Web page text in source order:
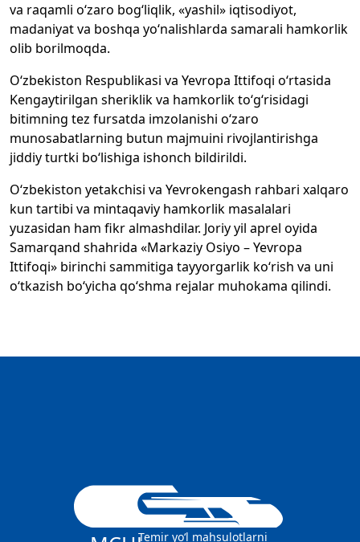
va raqamli o‘zaro bog‘liqlik, «yashil» iqtisodiyot,
madaniyat va boshqa yo‘nalishlarda samarali hamkorlik
olib borilmoqda.
O‘zbekiston Respublikasi va Yevropa Ittifoqi o‘rtasida
Kengaytirilgan sheriklik va hamkorlik to‘g‘risidagi
bitimning tez fursatda imzolanishi o‘zaro
munosabatlarning butun majmuini rivojlantirishga
jiddiy turtki bo‘lishiga ishonch bildirildi.
O‘zbekiston yetakchisi va Yevrokengash rahbari xalqaro
kun tartibi va mintaqaviy hamkorlik masalalari
yuzasidan ham fikr almashdilar. Joriy yil aprel oyida
Samarqand shahrida «Markaziy Osiyo – Yevropa
Ittifoqi» birinchi sammitiga tayyorgarlik ko‘rish va uni
o‘tkazish bo‘yicha qo‘shma rejalar muhokama qilindi.
Temir yo‘l mahsulotlarni